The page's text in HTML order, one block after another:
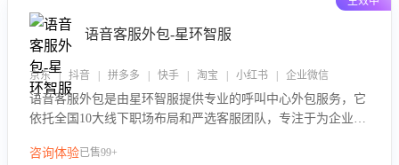
语音客服外包-星环智服
京东 | 抖音 | 拼多多 | 快手 | 淘宝 | 小红书 | 企业微信
语音客服外包是由星环智服提供专业的呼叫中心外包服务，它
依托全国10大线下职场布局和严选客服团队，专注于为企业提
队和智能工具提升语音客服服务效率和质量，帮助企业实现降
咨询体验已售99+